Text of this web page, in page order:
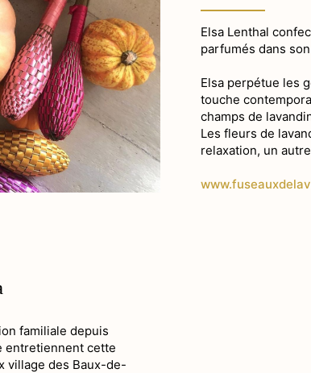
Elsa Lenthal
parfumés dans
Elsa perpétue les
touche
champs de
Les fleurs de
relaxation, un
familiale depuis
entretiennent cette
village des Baux-de-